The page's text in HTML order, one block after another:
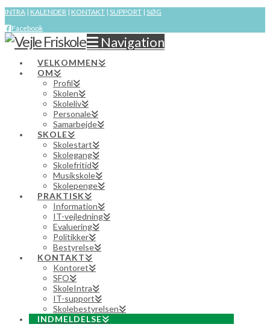
INTRA | KALENDER | KONTAKT | SUPPORT | SØG
Facebook
Navigation
VELKOMMEN
OM
Profil
Skolen
Skoleliv
Personale
Samarbejde
SKOLE
Skolestart
Skolegang
Skolefritid
Musikskole
Skolepenge
PRAKTISK
Information
IT-vejledning
Evaluering
Politikker
Bestyrelse
KONTAKT
Kontoret
SFO
SkoleIntra
IT-support
Skolebestyrelsen
INDMELDELSE